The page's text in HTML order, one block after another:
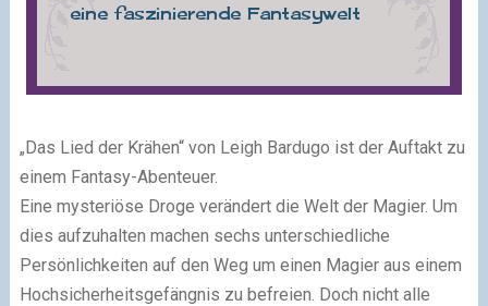
„Das Lied der Krähen“ von Leigh Bardugo ist der Auftakt zu
einem Fantasy-Abenteuer.
Eine mysteriöse Droge verändert die Welt der Magier. Um
dies aufzuhalten machen sechs unterschiedliche
Persönlichkeiten auf den Weg um einen Magier aus einem
Hochsicherheitsgefängnis zu befreien. Doch nicht alle